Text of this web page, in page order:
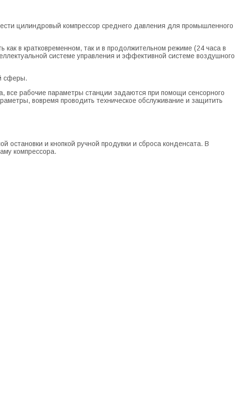
цилиндровый компрессор среднего давления для промышленного
в кратковременном, так и в продолжительном режиме (24 часа в
системе управления и эффективной системе воздушного
сферы.
все рабочие параметры станции задаются при помощи сенсорного
вовремя проводить техническое обслуживание и защитить
остановки и кнопкой ручной продувки и сброса конденсата. В
компрессора.